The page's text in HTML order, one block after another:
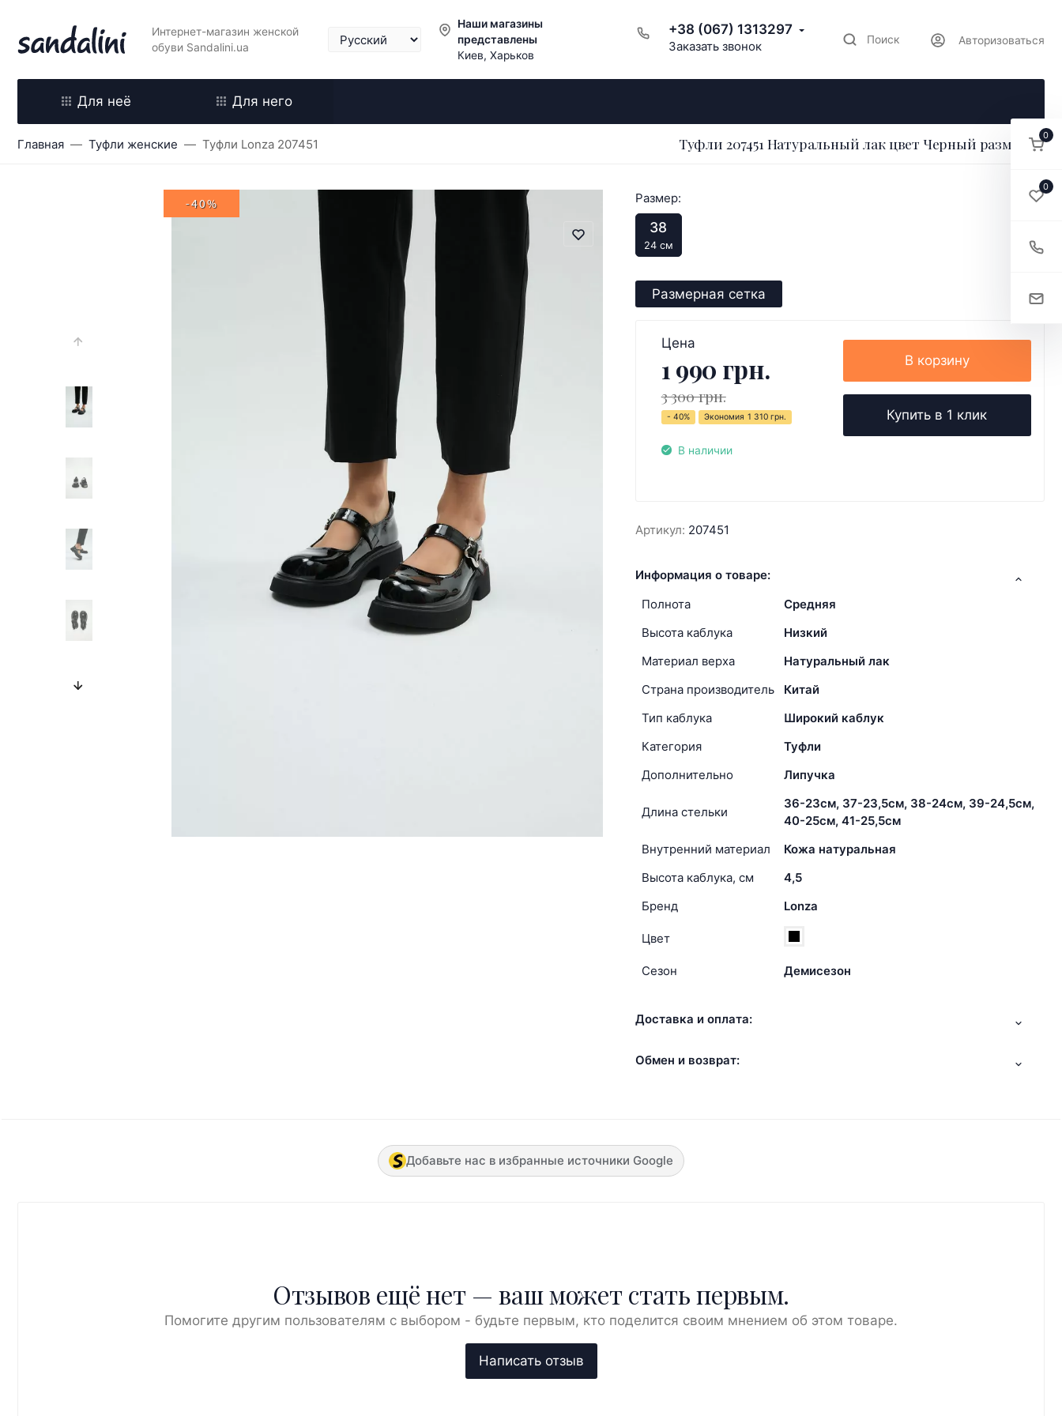
Интернет-магазин женской
обуви Sandalini.ua
Наши магазины
представлены
Киев, Харьков
+38 (067) 1313297
Заказать звонок Поиск Авторизоваться
Для неё Для него
Главная Туфли женские Туфли Lonza 207451 Туфли 207451 Натуральный лак цвет Черный размер 38
-40% Размер:
38
24 см
Размерная сетка
Цена
1 990 грн.
3 300 грн.
- 40% Экономия 1 310 грн.
В наличии
В корзину
Купить в 1 клик
Артикул: 207451
Информация о товаре:
Полнота
Средняя
Высота каблука
Низкий
Материал верха
Натуральный лак
Страна производитель
Китай
Тип каблука
Широкий каблук
Категория
Туфли
Дополнительно
Липучка
Длина стельки
36-23см, 37-23,5см, 38-24см, 39-24,5см,
40-25см, 41-25,5см
Внутренний материал
Кожа натуральная
Высота каблука, см
4,5
Бренд
Lonza
Цвет
Сезон Демисезон
Доставка и оплата:
Обмен и возврат:
Добавьте нас в избранные источники Google
Отзывов ещё нет — ваш может стать первым.
Помогите другим пользователям с выбором - будьте первым, кто поделится своим мнением об этом товаре.
0
0